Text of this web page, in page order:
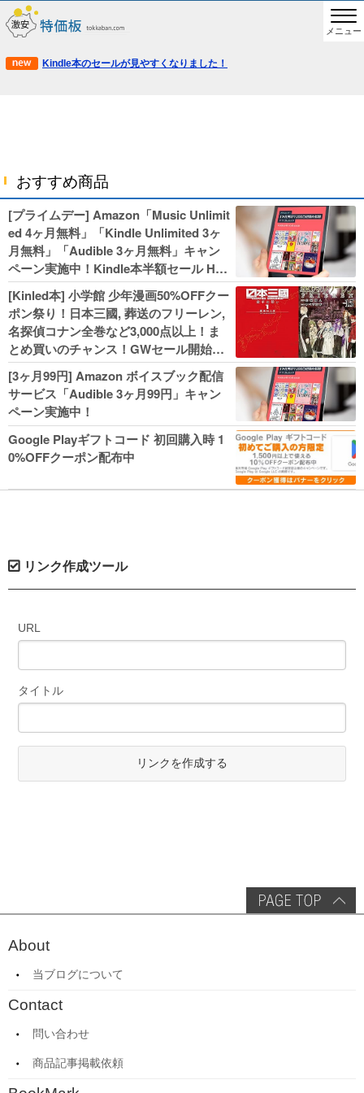
メニュー
Kindle本のセールが見やすくなりました！
おすすめ商品
[プライムデー] Amazon「Music Unlimit
ed 4ヶ月無料」「Kindle Unlimited 3ヶ
月無料」「Audible 3ヶ月無料」キャン
ペーン実施中！Kindle本半額セール HU
NTER×HUNTERなど集英社、無職転生,
幼女戦記などKADOKAWA、キャプテン
翼100円セールも！
[Kinled本] 小学館 少年漫画50%OFFクー
ポン祭り！日本三國, 葬送のフリーレン,
名探偵コナン全巻など3,000点以上！ま
とめ買いのチャンス！GWセール開始！
人気コミック多数 カドカワ祭やIT関連本
がセールに！
[3ヶ月99円] Amazon ボイスブック配信
サービス「Audible 3ヶ月99円」キャン
ペーン実施中！
Google Playギフトコード 初回購入時 1
0%OFFクーポン配布中
リンク作成ツール
URL
タイトル
リンクを作成する
About
当ブログについて
Contact
問い合わせ
商品記事掲載依頼